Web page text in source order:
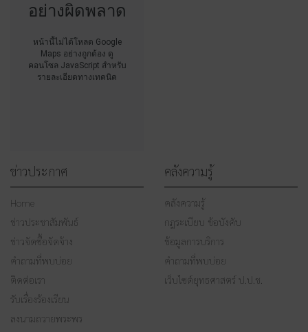
อย่างผิดพลาด
หน้านี้ไม่ได้โหลด Google
Maps อย่างถูกต้อง ดู
คอนโซล JavaScript สำหรับ
รายละเอียดทางเทคนิค
ข่าวประกาศ
Home
ข่าวประชาสัมพันธ์
ข่าวจัดซื้อจัดจ้าง
คำถามที่พบบ่อย
ติดต่อเรา
รับเรื่องร้องเรียน
ลงนามถวายพระพร
คลังความรู้
คลังความรู้
กฎระเบียบ ข้อบังคับ
ข้อมูลการบริการ
คำถามที่พบบ่อย
เว็บไซต์ยุทธศาสตร์ ป.ป.ช.